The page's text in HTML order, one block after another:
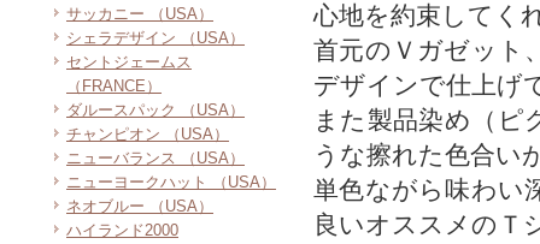
サッカニー （USA）
シェラデザイン （USA）
セントジェームス
（FRANCE）
ダルースパック （USA）
チャンピオン （USA）
ニューバランス （USA）
ニューヨークハット （USA）
ネオブルー （USA）
ハイランド2000
心地を約束してく
首元のＶガゼット
デザインで仕上げ
また製品染め（ピ
うな擦れた色合い
単色ながら味わい
良いオススメのＴ